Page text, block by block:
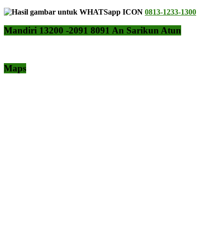
0813-1233-1300
Mandiri 13200 -2091 8091 An Sarikun Atun
Maps